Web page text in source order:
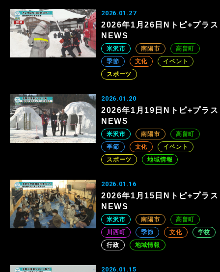
2026.01.27
2026年1月26日Nトピ+プラス
NEWS
米沢市 南陽市
高畠町
季節
文化
イベント
スポーツ
2026.01.20
2026年1月19日Nトピ+プラス
NEWS
米沢市 南陽市
高畠町
季節
文化
イベント
スポーツ
地域情報
2026.01.16
2026年1月15日Nトピ+プラス
NEWS
米沢市 南陽市
高畠町
川西町
季節 文化
学校
行政
地域情報
2026.01.15